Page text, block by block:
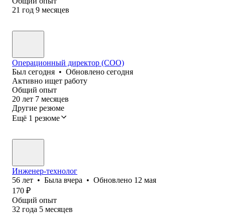
21 год 9 месяцев
Операционный директор (COO)
Был сегодня • Обновлено сегодня
Активно ищет работу
Общий опыт
20 лет 7 месяцев
Другие резюме
Ещё 1 резюме
Инженер-технолог
56 лет • Была вчера • Обновлено 12 мая
170 ₽
Общий опыт
32 года 5 месяцев